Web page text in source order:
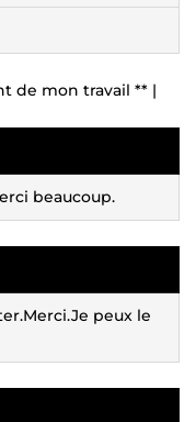
de mon travail ** |
beaucoup.
peux le